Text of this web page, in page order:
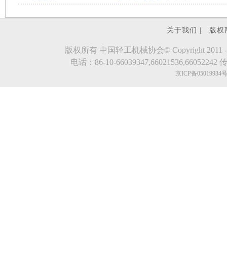
关于我们 | 版
版权所有 中国轻工机械协会© Copyright 2011 -
电话：86-10-66039347,66021536,66052242
京ICP备05019934号